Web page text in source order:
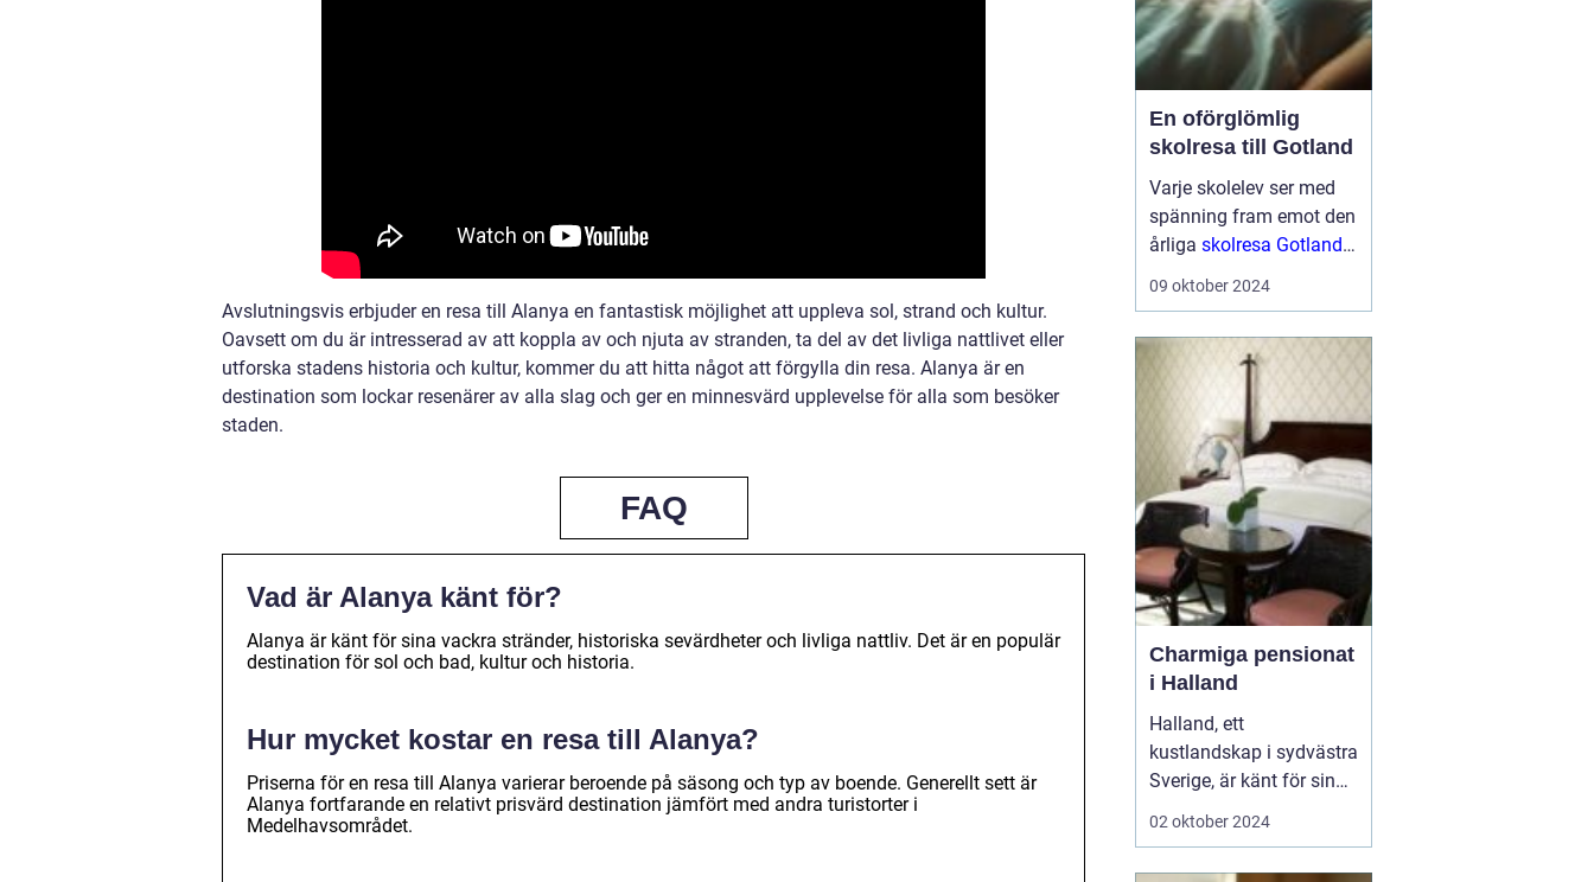
Avslutningsvis erbjuder en resa till Alanya en fantastisk möjlighet att uppleva sol, strand och kultur.
Oavsett om du är intresserad av att koppla av och njuta av stranden, ta del av det livliga nattlivet eller
utforska stadens historia och kultur, kommer du att hitta något att förgylla din resa. Alanya är en
destination som lockar resenärer av alla slag och ger en minnesvärd upplevelse för alla som besöker
staden.
FAQ
Vad är Alanya känt för?
Alanya är känt för sina vackra stränder, historiska sevärdheter och livliga nattliv. Det är en populär
destination för sol och bad, kultur och historia.
Hur mycket kostar en resa till Alanya?
Priserna för en resa till Alanya varierar beroende på säsong och typ av boende. Generellt sett är
Alanya fortfarande en relativt prisvärd destination jämfört med andra turistorter i
Medelhavsområdet.
En oförglömlig
skolresa till Gotland
Varje skolelev ser med
spänning fram emot den
årliga skolresa Gotland
en välbehövlig paus
och ...
09 oktober 2024
Charmiga pensionat
i Halland
Halland, ett
kustlandskap i sydvästra
Sverige, är känt för sin
vackra natur, långa
02 oktober 2024